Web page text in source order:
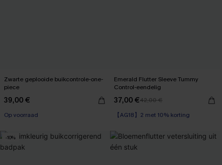
Zwarte geplooide buikcontrole-one-
piece
39,00 €
Op voorraad
Emerald Flutter Sleeve Tummy
Control-eendelig
37,00 €42,00 €
【AG18】2 met 10% korting
Op voorraad
-10%